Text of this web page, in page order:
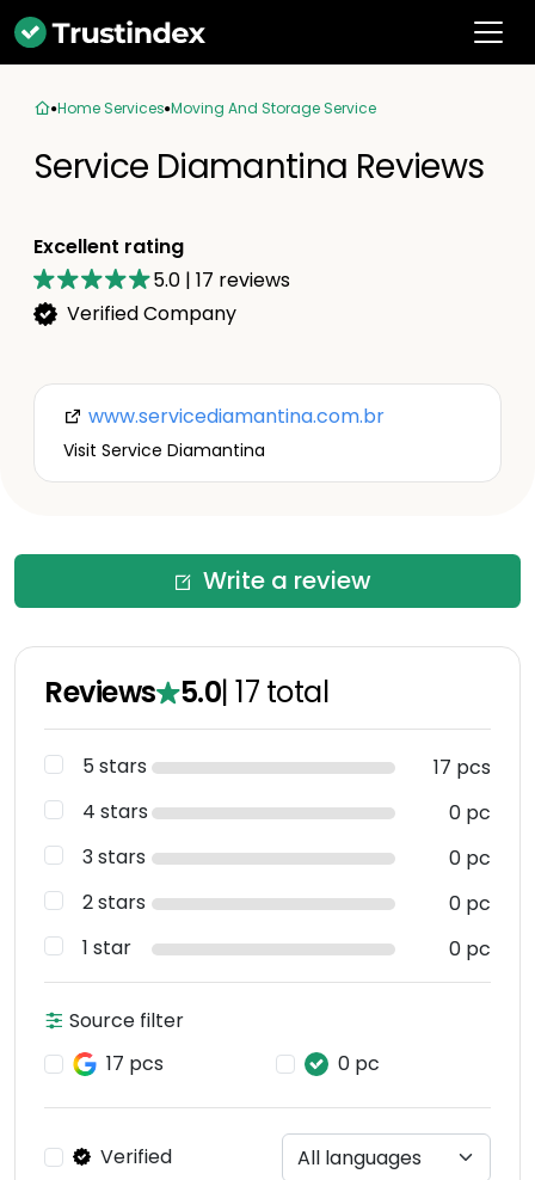
Home Services Moving And Storage Service
Service Diamantina Reviews
Excellent rating
5.0 | 17 reviews
Verified Company
www.servicediamantina.com.br
Visit Service Diamantina
Write a review
Reviews 5.0|17 total
5 stars
17 pcs
4 stars
0 pc
3 stars
0 pc
2 stars
0 pc
1 star
0 pc
Source filter
17 pcs
0 pc
Verified